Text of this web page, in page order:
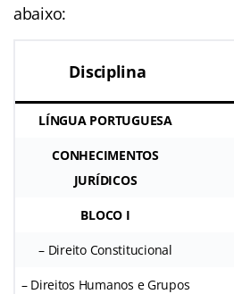
abaixo:
Disciplina
LÍNGUA PORTUGUESA
CONHECIMENTOS
JURÍDICOS
BLOCO I
– Direito Constitucional
– Direitos Humanos e Grupos